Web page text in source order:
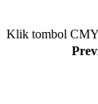
Klik tombol